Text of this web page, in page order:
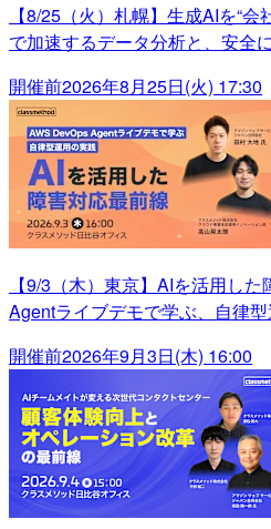
【8/25（火）札幌】生成AIを“
で加速するデータ分析と、安全
開催前2026年8月25日(火) 17:30
【9/3（木）東京】AIを活用し
Agentライブデモで学ぶ、自律
開催前2026年9月3日(木) 16:00